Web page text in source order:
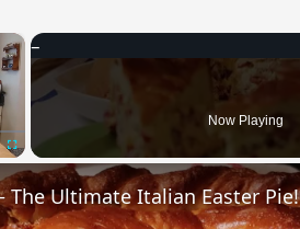
×
Fullscreen
Now Playing
The Ultimate Italian Easter Pie!